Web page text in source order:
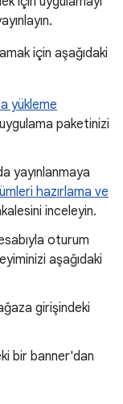
için aşağıdaki
yükleme
paketinizi
yayınlanmaya
hazırlama ve
inceleyin.
oturum
aşağıdaki
girişindeki
bir banner'dan